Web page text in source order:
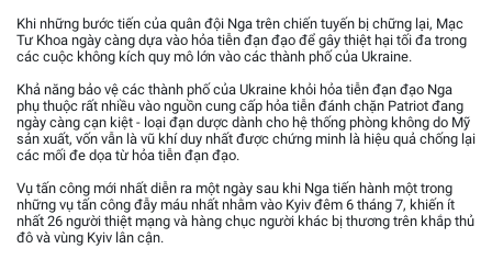
Khi những bước tiến của quân đội Nga trên chiến tuyến bị chững lại, Mạc
Tư Khoa ngày càng dựa vào hỏa tiễn đạn đạo để gây thiệt hại tối đa trong
các cuộc không kích quy mô lớn vào các thành phố của Ukraine.
Khả năng bảo vệ các thành phố của Ukraine khỏi hỏa tiễn đạn đạo Nga
phụ thuộc rất nhiều vào nguồn cung cấp hỏa tiễn đánh chặn Patriot đang
ngày càng cạn kiệt - loại đạn dược dành cho hệ thống phòng không do Mỹ
sản xuất, vốn vẫn là vũ khí duy nhất được chứng minh là hiệu quả chống lại
các mối đe dọa từ hỏa tiễn đạn đạo.
Vụ tấn công mới nhất diễn ra một ngày sau khi Nga tiến hành một trong
những vụ tấn công đẫy máu nhất nhằm vào Kyiv đêm 6 tháng 7, khiến ít
nhất 26 người thiệt mạng và hàng chục người khác bị thương trên khắp thủ
đô và vùng Kyiv lân cận.